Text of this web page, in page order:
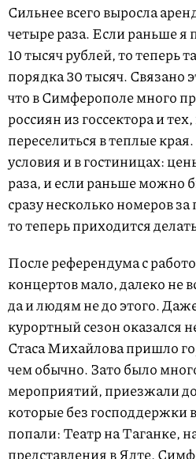
Сильнее всего выросла
четыре раза. Если раньше я
10 тысяч рублей, то теперь
порядка 30 тысяч. Связано
что в Симферополе много
россиян из госсектора и
переселиться в теплые
условия и в гостиницах:
раза, и если раньше можно
сразу несколько номеров за
то теперь приходится
После референдума с
концертов мало, далеко не
да и людям не до этого.
курортный сезон оказался
Стаса Михайлова пришло
чем обычно. Зато было
мероприятий, приезжали
которые без господдержки
попали: Театр на Таганке,
представления в Ялте,